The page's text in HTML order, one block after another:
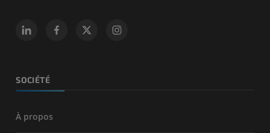
SOCIÉTÉ
À propos